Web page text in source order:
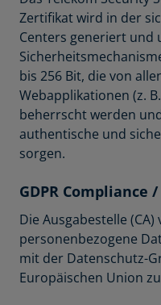
Zertifikat wird in der
Centers generiert und
bis 256 Bit, die von
Webapplikationen (z.
beherrscht werden
authentische und
sorgen.
GDPR Compliance /
Die Ausgabestelle
personenbezogene
mit der Datenschutz-
Europäischen Union